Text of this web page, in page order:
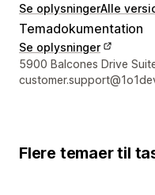
Se oplysningerAlle
Temadokumentation
Se oplysninger
Se kontaktoplysninger
5900 Balcones Drive
Flere temaer til